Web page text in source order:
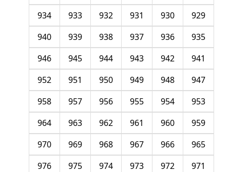
929
930
931
932
933
934
935
936
937
938
939
940
941
942
943
944
945
946
947
948
949
950
951
952
953
954
955
956
957
958
959
960
961
962
963
964
965
966
967
968
969
970
971
972
973
974
975
976